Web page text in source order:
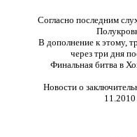
Согласно последним
В дополнение к этому,
через три дня
Финальная битва в
Новости о
11.2010